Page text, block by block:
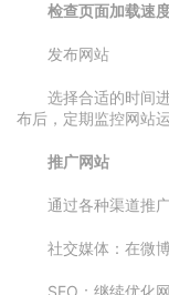
检查页面加载速
发布网站
选择合适的时间
布后，定期监控网站
推广网站
通过各种渠道推
社交媒体：在微
SEO：继续优化